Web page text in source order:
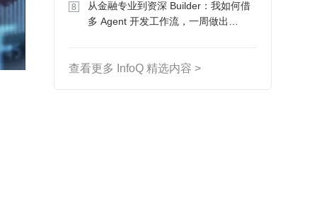
8
从金融专业到资深 Builder：我如何借
多 Agent 开发工作流，一周做出
查看更多 InfoQ 精选内容 >